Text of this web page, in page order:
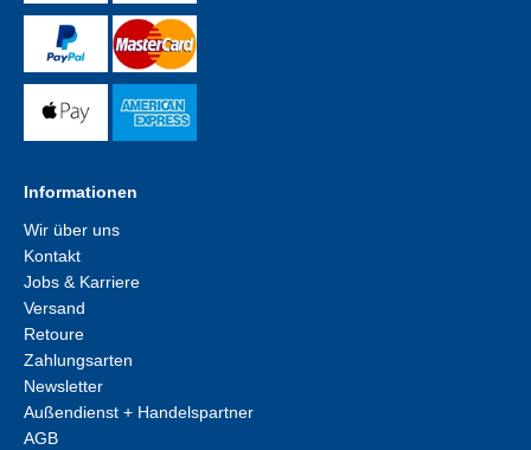
Informationen
Wir über uns
Kontakt
Jobs & Karriere
Versand
Retoure
Zahlungsarten
Newsletter
Außendienst + Handelspartner
AGB